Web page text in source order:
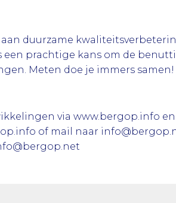
duurzame
een prachtige kans om de
Meten doe je immers samen!
via www.bergop.info en
of mail naar